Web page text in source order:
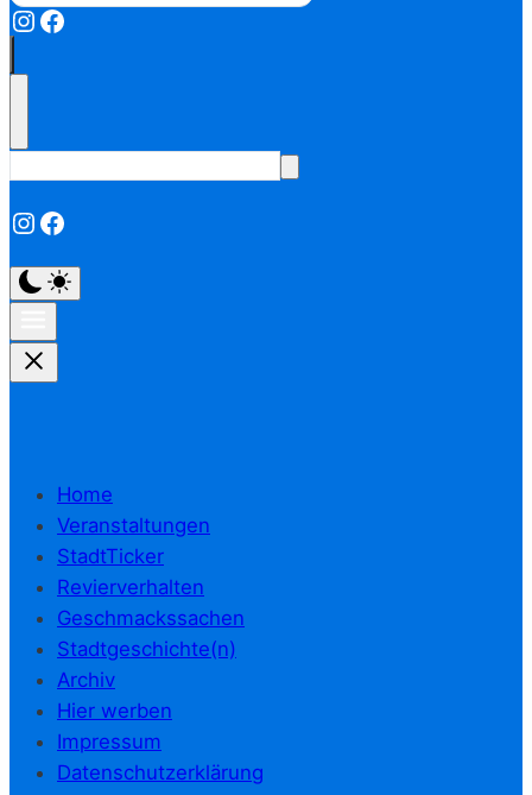
Instagram
Facebook
Instagram
Facebook
Home
Veranstaltungen
StadtTicker
Revierverhalten
Geschmackssachen
Stadtgeschichte(n)
Archiv
Hier werben
Impressum
Datenschutzerklärung